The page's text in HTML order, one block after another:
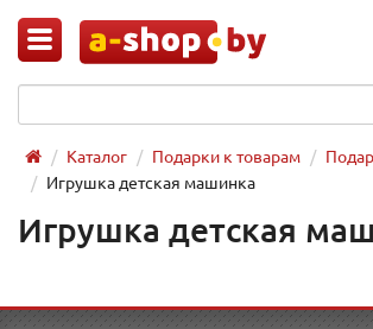
Каталог Подарки к товарам
Игрушка детская машинка
Игрушка детская